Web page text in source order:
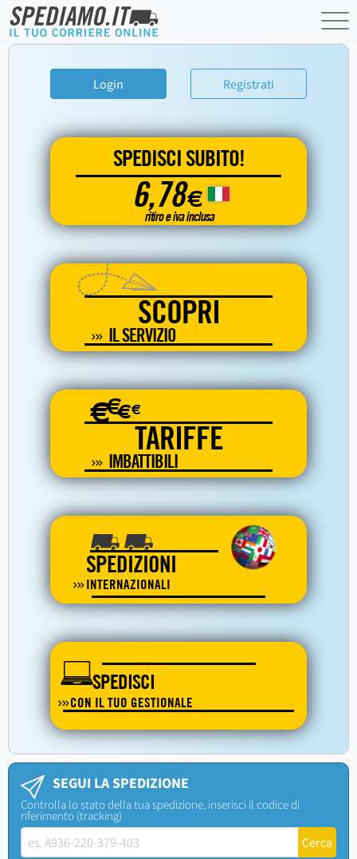
Login Registrati
SPEDISCI SUBITO!
6,78€
ritiro e iva inclusa
SCOPRI
IL SERVIZIO
€€€€
TARIFFE
IMBATTIBILI
SPEDIZIONI
INTERNAZIONALI
SPEDISCI
CON IL TUO GESTIONALE
SEGUI LA SPEDIZIONE
Controlla lo stato della tua spedizione, inserisci il codice di
riferimento (tracking)